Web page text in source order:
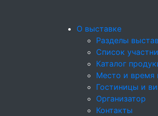
О выставке
Разделы
Список
Каталог
Место и время
Гостиницы и
Организатор
Контакты